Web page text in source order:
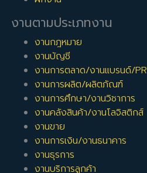
งานตามประเภทงาน
งานกฎหมาย
งานบัญชี
งานการตลาด/งานแบรนด์/PR
งานการผลิต/ผลิตภัณฑ์
งานการศึกษา/งานวิชาการ
งานคลังสินค้า/งานโลจิสติกส์
งานขาย
งานการเงิน/งานธนาคาร
งานธุรการ
งานบริการลูกค้า